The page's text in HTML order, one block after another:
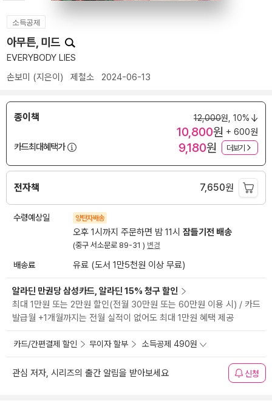
소득공제
아무튼, 미드
EVERYBODY LIES
손보미
(지은이) 제철소 2024-06-13
종이책 12,000원, 10%
10,800원 + 600원
카드최대혜택가
9,180원 더보기
전자책 7,650원
수령예상일 양탄자배송
오후 1시까지 주문하면 밤 11시 잠들기전 배송
(중구 서소문로 89-31 ) 변경
배송료 유료 (도서 1만5천원 이상 무료)
알라딘 만권당 삼성카드, 알라딘 15% 청구 할인
최대 1만원 또는 2만원 할인(전월 30만원 또는 60만원 이용 시) / 카드
발급월 +1개월까지는 전월 실적이 없어도 최대 1만원 혜택 제공
카드/간편결제 할인 무이자 할부 소득공제 490원
관심 저자, 시리즈의 출간 알림을 받아보세요 신청